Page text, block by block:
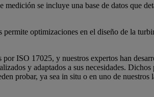
medición se incluye una base de datos que
permite optimizaciones en el diseño de la
por ISO 17025, y nuestros expertos han
y adaptados a sus necesidades.
probar, ya sea in situ o en uno de nuestros